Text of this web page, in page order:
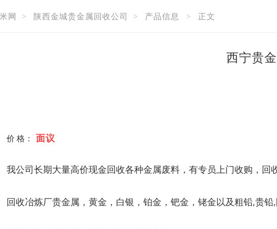
网 > 陕西金城贵金属回收公司 > 产品信息 > 正文
西宁贵
价 格： 面议
我公司长期大量高价现金回收各种金属废料，有专员上门收购，回
回收冶炼厂贵金属，黄金，白银，铂金，钯金，铑金以及粗铅,贵铅,